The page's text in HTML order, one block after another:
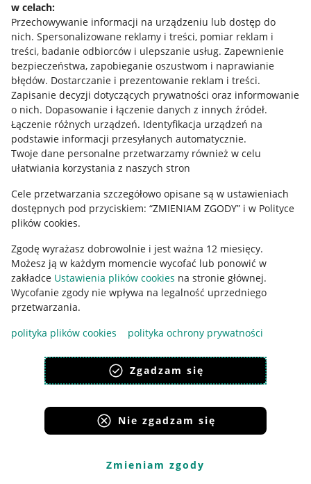
w celach:
Przechowywanie informacji na urządzeniu lub dostęp do
nich. Spersonalizowane reklamy i treści, pomiar reklam i
treści, badanie odbiorców i ulepszanie usług. Zapewnienie
bezpieczeństwa, zapobieganie oszustwom i naprawianie
błędów. Dostarczanie i prezentowanie reklam i treści.
Zapisanie decyzji dotyczących prywatności oraz informowanie
o nich. Dopasowanie i łączenie danych z innych źródeł.
Łączenie różnych urządzeń. Identyfikacja urządzeń na
podstawie informacji przesyłanych automatycznie.
Twoje dane personalne przetwarzamy również w celu
ułatwiania korzystania z naszych stron
Cele przetwarzania szczegółowo opisane są w ustawieniach
dostępnych pod przyciskiem: “ZMIENIAM ZGODY” i w Polityce
plików cookies.
Zgodę wyrażasz dobrowolnie i jest ważna 12 miesięcy.
Możesz ją w każdym momencie wycofać lub ponowić w
zakładce Ustawienia plików cookies na stronie głównej.
Wycofanie zgody nie wpływa na legalność uprzedniego
przetwarzania.
polityka plików cookies
polityka ochrony prywatności
Zgadzam się
Nie zgadzam się
Zmieniam zgody
Allegro Gadane dla sprzedających
Allegro Gadane dla kupujących
Mapa miejscowości
Informacje prawne
Regulamin
Polityka plików "cookies"
Ustawienia plików "cookies"
Udostępnianie lokalizacji
Informacje dla Aktu o Usługach Cyfrowych
Pobierz aplikację
Korzystanie z serwisu oznacza akceptacjęregulaminu